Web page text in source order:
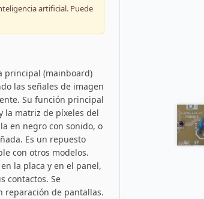
artificial. Puede
principal (mainboard)
las señales de imagen
Su función principal
la matriz de píxeles del
en negro con sonido, o
Es un repuesto
con otros modelos.
la placa y en el panel,
contactos. Se
reparación de pantallas.